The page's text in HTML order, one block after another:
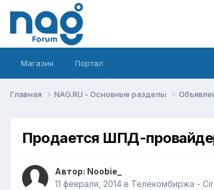
Магазин Портал
Главная NAG.RU - Основные разделы
Продается ШПД-
Автор: Noobie_
11 февраля, 2014 в Телекомбиржа -